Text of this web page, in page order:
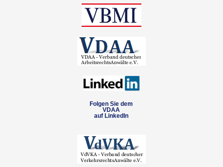
Folgen Sie dem
VDAA
auf LinkedIn